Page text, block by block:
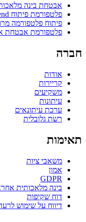
אבטחת בינה
פלטפורמת פיתוח Frontend
פיתוח פלטפורמה
פלטפורמת אבטחת
חברה
אודות
קריירות
משקיעים
עיתונות
ערכת עיתונאים
רשת גלובלית
תאימות
משאבי ציות
אמון
GDPR
בינה מלאכותית
דוח שקיפות
דיווח על שימוש